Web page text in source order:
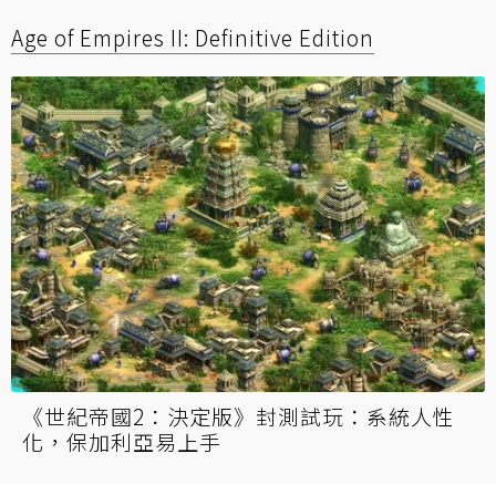
Age of Empires II: Definitive Edition
《世紀帝國2：決定版》封測試玩：系統人性
化，保加利亞易上手